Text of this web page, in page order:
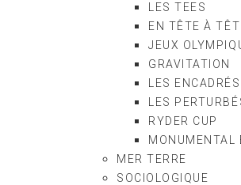
LES TEES
EN TÊTE À
JEUX
GRAVITATION
LES ENCADRÉS
LES
RYDER CUP
MONUMENTAL
MER TERRE
SOCIOLOGIQUE